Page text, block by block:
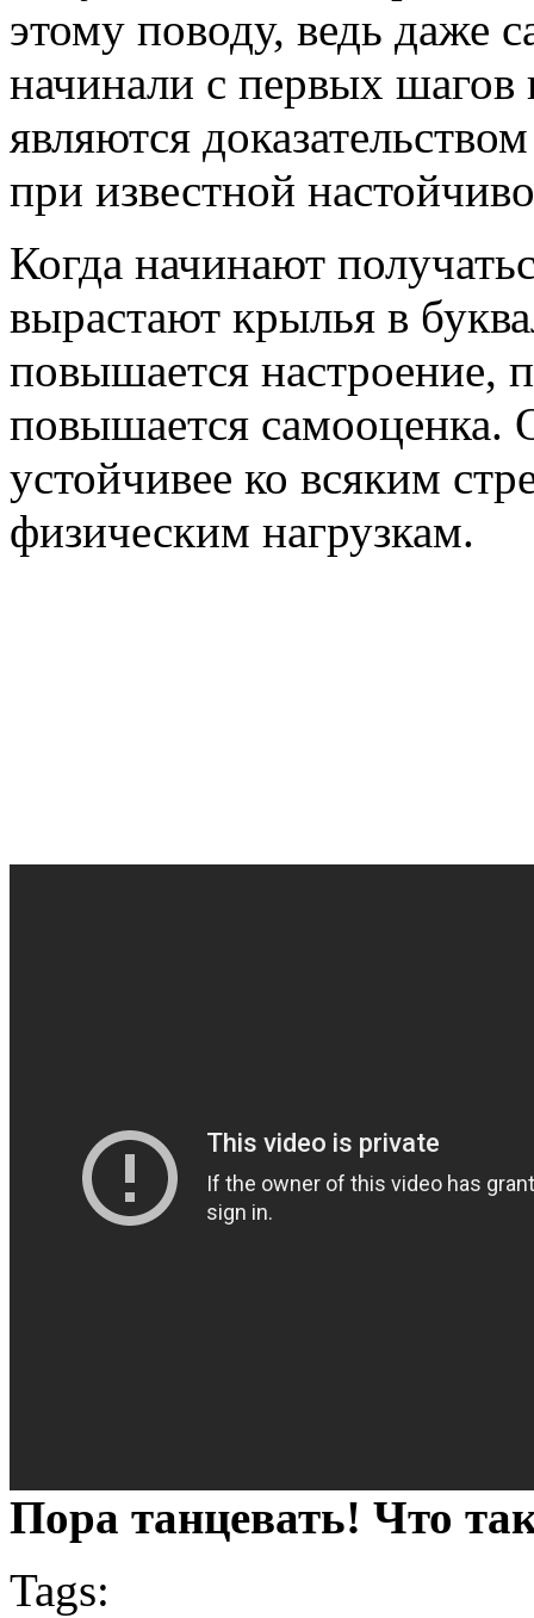
этому поводу, ведь даже
начинали с первых
являются
при известной
Когда начинают
вырастают крылья в
повышается настроение,
повышается самооценка.
устойчивее ко всяким
физическим нагрузкам.
Пора танцевать! Что
Tags: